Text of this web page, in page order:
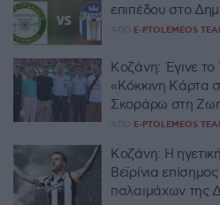
επιπέδου στο
ΑΠΌ E-PTOLEMEOS
Κοζάνη: Έγινε
«Κόκκινη Κάρτα
Σκοράρω στη
ΑΠΌ E-PTOLEMEOS
Κοζάνη: Η
Βεϊρίνια
παλαιμάχων της